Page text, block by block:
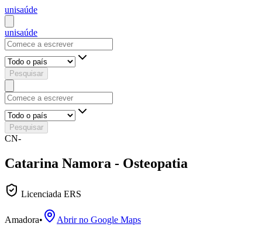
unisaúde
unisaúde
Pesquisar
Pesquisar
CN-
Catarina Namora - Osteopatia
Licenciada ERS
Amadora• Abrir no Google Maps